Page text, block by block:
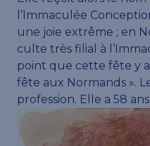
l’Immaculée
une joie extrême ; en
culte très filial à
point que cette fête y
fête aux Normands ».
profession. Elle a 58